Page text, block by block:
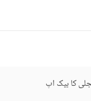
comes with the
a peaceful place
کا بیک اپ